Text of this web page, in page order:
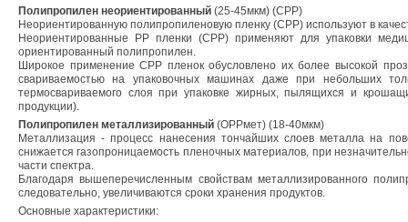
Полипропилен неориентированный (25-45мкм) (СРР)
Неориентированную полипропиленовую пленку (CPP) используют в
Неориентированные РР пленки (CPP) применяют для упаковки
ориентированный полипропилен.
Широкое применение СРР пленок обусловлено их более высокой
свариваемостью на упаковочных машинах даже при небольших
термосвариваемого слоя при упаковке жирных, пылящихся и
продукции).
Полипропилен металлизированный (ОРРмет) (18-40мкм)
Металлизация - процесс нанесения тончайших слоев металла на
снижается газопроницаемость пленочных материалов, при
части спектра.
Благодаря вышеперечисленным свойствам металлизированного
следовательно, увеличиваются сроки хранения продуктов.
Основные характеристики: